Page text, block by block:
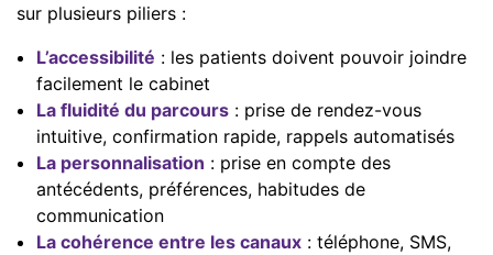
sur plusieurs piliers :
L’accessibilité : les patients doivent pouvoir joindre
facilement le cabinet
La fluidité du parcours : prise de rendez-vous
intuitive, confirmation rapide, rappels automatisés
La personnalisation : prise en compte des
antécédents, préférences, habitudes de
communication
La cohérence entre les canaux : téléphone, SMS,